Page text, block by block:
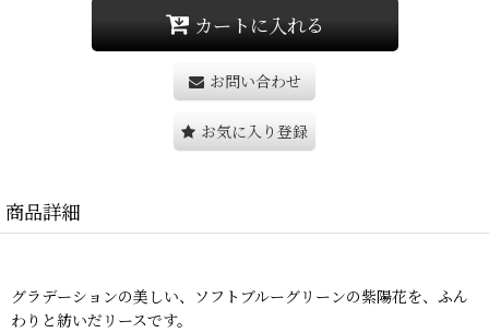
カートに入れる
お問い合わせ
お気に入り登録
商品詳細
グラデーションの美しい、ソフトブルーグリーンの紫陽花を、ふん
わりと紡いだリースです。